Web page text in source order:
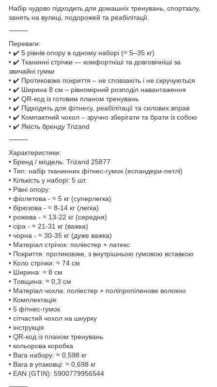
Набір чудово підходить для домашніх тренувань, спортзалу,
занять на вулиці, подорожей та реабілітації.
⸻
Переваги:
• ✔️ 5 рівнів опору в одному наборі (≈ 5–35 кг)
• ✔️ Тканинні стрічки — комфортніші та довговічніші за
звичайні гумки
• ✔️ Протиковзке покриття – не сповзають і не скручуються
• ✔️ Ширина 8 см – рівномірний розподіл навантаження
• ✔️ QR-код із готовим планом тренувань
• ✔️ Підходять для фітнесу, реабілітації та силових вправ
• ✔️ Компактний чохол – зручно зберігати та брати із собою
• ✔️ Якість бренду Trizand
⸻
Характеристики:
• Бренд / модель: Trizand 25877
• Тип: набір тканинних фітнес-гумок (еспандери-петлі)
• Кількість у наборі: 5 шт.
• Рівні опору:
• фіолетова - ≈ 5 кг (суперлегка)
• бірюзова - ≈ 8-14 кг (легка)
• рожева - ≈ 13-22 кг (середня)
• сіра - ≈ 21-31 кг (важка)
• чорна - ≈ 30-35 кг (дуже важка)
• Матеріал стрічок: поліестер + латекс
• Покриття: протиковзке, з внутрішньою гумовою вставкою
• Коло стрічки: ≈ 74 см
• Ширина: ≈ 8 см
• Товщина: ≈ 0,3 см
• Матеріал чохла: поліестер + поліпропіленове волокно
• Комплектація:
• 5 фітнес-гумок
• сітчастий чохол на шнурку
• інструкція
• QR-код із планом тренувань
• кольорова коробка
• Вага набору: ≈ 0,598 кг
• Вага в упаковці: ≈ 0,698 кг
• EAN (GTIN): 5900779956544